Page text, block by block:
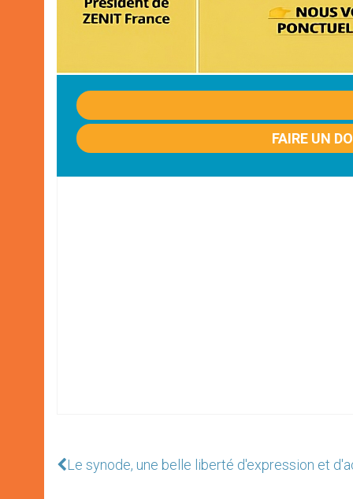
FAIRE UN
Le synode, une belle liberté d'expression et